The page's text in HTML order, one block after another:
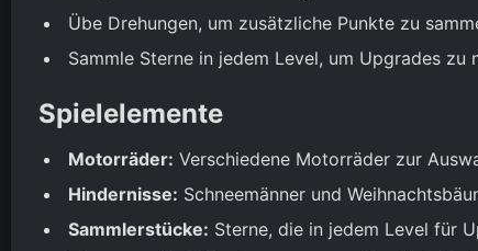
Übe Drehungen, um zusätzliche Punkte zu
Sammle Sterne in jedem Level, um Upgrades
Spielelemente
Motorräder: Verschiedene Motorräder zur
Hindernisse: Schneemänner und
Sammlerstücke: Sterne, die in jedem Level für